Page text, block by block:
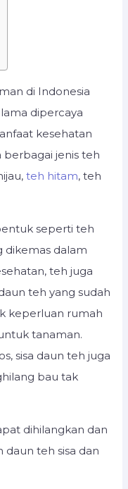
di Indonesia
dipercaya
kesehatan
jenis teh
teh hitam, teh
seperti teh
dikemas dalam
teh juga
teh yang sudah
keperluan rumah
tanaman.
sisa daun teh juga
bau tak
dihilangkan dan
teh sisa dan